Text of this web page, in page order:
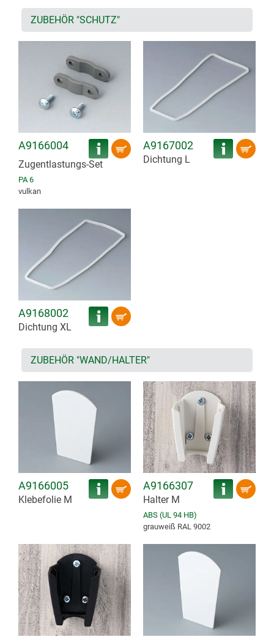
ZUBEHÖR "SCHUTZ"
A9166004
Zugentlastungs-Set
PA 6
vulkan
A9167002
Dichtung L
A9168002
Dichtung XL
ZUBEHÖR "WAND/HALTER"
A9166005
Klebefolie M
A9166307
Halter M
ABS (UL 94 HB)
grauweiß RAL 9002